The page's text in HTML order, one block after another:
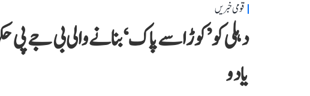
قومی خبریں
دہلی کو ’کوڑا سے پاک‘ بنانے والی بی جے پی
یادو